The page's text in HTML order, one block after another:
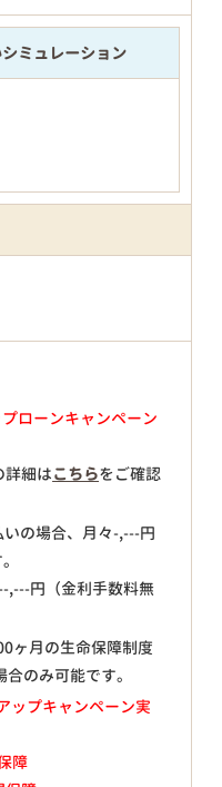
ミュレーション
ローンキャンペーン
詳細はこちらをご確認
の場合、月々-,---円
,---円（金利手数料無
ヶ月の生命保障制度
のみ可能です。
ップキャンペーン実
障